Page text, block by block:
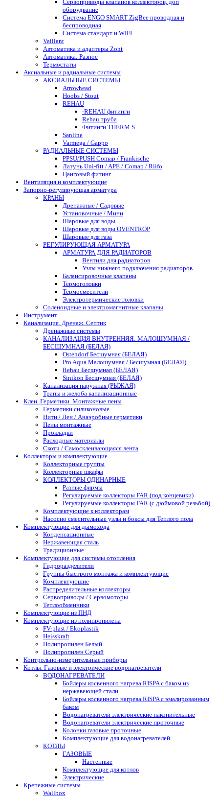
Сервоприводы клапанов коллекторов, доп
оборудвание
Система ENGO SMART ZigBee проводная и
беспроводная
Система стандарт и WIFI
Vaillant
Автоматика и адаптеры Zont
Автоматика: Разное
Термостаты
Аксиальные и радиальные системы
АКСИАЛЬНЫЕ СИСТЕМЫ
Arrowhead
Hoobs / Stout
REHAU
-REHAU фитинги
Rehau труба
Фитинги THERM S
Sanline
Varmega / Gappo
РАДИАЛЬНЫЕ СИСТЕМЫ
PPSU/PUSH Comap / Frankische
Латунь Uni-fitt / APE / Comap / Riifo
Цанговый фитинг
Вентиляция и комплектующие
Запорно-регулирующая арматура
КРАНЫ
Дренажные / Садовые
Установочные / Мини
Шаровые для воды
Шаровые для воды OVENTROP
Шаровые для газа
РЕГУЛИРУЮЩАЯ АРМАТУРА
АРМАТУРА ДЛЯ РАДИАТОРОВ
Вентили для радиаторов
Узлы нижнего подключения радиаторов
Балансировочные клапаны
Термоголовки
Термосмесители
Электротермические головки
Соленоидные и электромагнитные клапаны
Инструмент
Канализация. Дренаж. Септик
Дренажные системы
КАНАЛИЗАЦИЯ ВНУТРЕННЯЯ: МАЛОШУМНАЯ /
БЕСШУМНАЯ (БЕЛАЯ)
Ostendorf Бесшумная (БЕЛАЯ)
Pro Aqua Малошумная / Бесшумная (БЕЛАЯ)
Rehau Бесшумная (БЕЛАЯ)
Sinikon Бесшумная (БЕЛАЯ)
Канализация наружная (РЫЖАЯ)
Трапы и желоба канализационные
Клеи. Герметики. Монтажные пены
Герметики силиконовые
Нити / Лен / Анаэробные герметики
Пены монтажные
Прокладки
Расходные материалы
Скотч / Самосклеивающаяся лента
Коллекторы и комплектующие
Коллекторные группы
Коллекторные шкафы
КОЛЛЕКТОРЫ ОДИНАРНЫЕ
Разные фирмы
Регулируемые коллекторы FAR (под концевики)
Регулируемые коллекторы FAR (с дюймовой резьбой)
Комплектующие к коллекторам
Насосно смесительные узлы и боксы для Теплого пола
Комплектующие для дымохода
Конденсационные
Нержавеющая сталь
Традиционные
Комплектующие для системы отопления
Гидроразделители
Группы быстрого монтажа и комплектующие
Комплектующие
Распределительные коллекторы
Сервоприводы / Сервомоторы
Теплообменники
Комплектующие из ПНД
Комплектующие из полипропилена
FV-plast / Ekoplastik
Heisskraft
Полипропилен Белый
Полипропилен Серый
Контрольно-измерительные приборы
Котлы. Газовые и электрические водонагреватели
ВОДОНАГРЕВАТЕЛИ
Бойлеры косвенного нагрева RISPA с баком из
нержавеющей стали
Бойлеры косвенного нагрева RISPA с эмалированным
баком
Водонагреватели электрические накопительные
Водонагреватели электрические проточные
Колонки газовые проточные
Комплектующие для водонагревателей
КОТЛЫ
ГАЗОВЫЕ
Настенные
Комплектующие для котлов
Электрические
Крепежные системы
Wallbox